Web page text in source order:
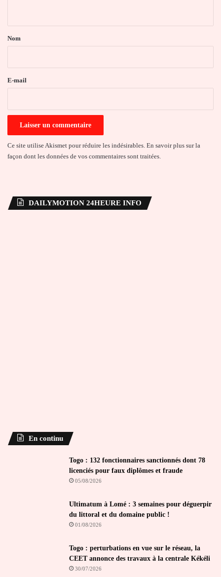
a
e
Nom
E-mail
Ce site utilise Akismet pour réduire les indésirables. En savoir plus sur la
façon dont les données de vos commentaires sont traitées.
DAILYMOTION 24HEURE INFO
En continu
Togo : 132 fonctionnaires sanctionnés dont 78
licenciés pour faux diplômes et fraude
05/08/2026
Ultimatum à Lomé : 3 semaines pour déguerpir
du littoral et du domaine public !
01/08/2026
Togo : perturbations en vue sur le réseau, la
CEET annonce des travaux à la centrale Kékéli
30/07/2026